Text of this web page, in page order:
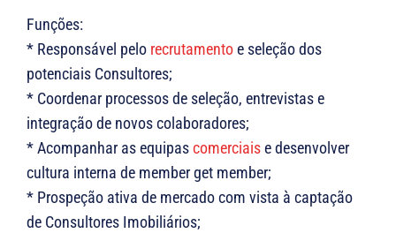
Funções:
* Responsável pelo recrutamentoe seleção dos
potenciais Consultores;
* Coordenar processos de seleção, entrevistas e
integração de novos colaboradores;
* Acompanhar as equipascomerciaise desenvolver
cultura interna de member get member;
* Prospeção ativa de mercado com vista à captação
de Consultores Imobiliários;